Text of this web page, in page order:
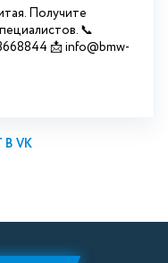
Получите
📞
📩 info@bmw-
VK